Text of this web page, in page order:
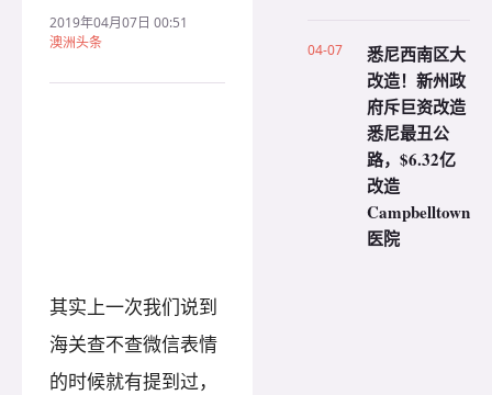
2019年04月07日 00:51
澳洲头条
其实上一次我们说到
海关查不查微信表情
的时候就有提到过，
04-07
悉尼西南区大
改造！新州政
府斥巨资改造
悉尼最丑公
路，$6.32亿
改造
Campbelltown
医院